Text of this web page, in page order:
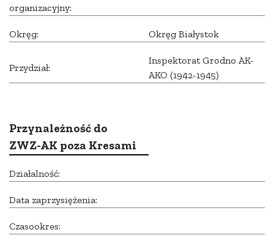
organizacyjny:
Okręg: Okręg Białystok
Przydział:
Inspektorat Grodno AK-
AKO (1942-1945)
Przynależność do
ZWZ-AK poza Kresami
Działalność:
Data zaprzysiężenia:
Czasookres: